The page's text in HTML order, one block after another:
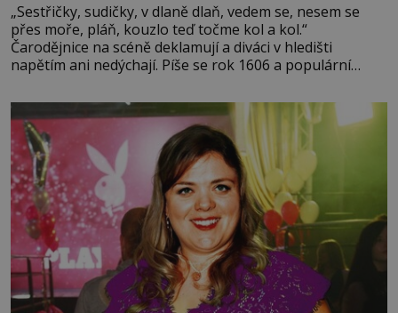
„Sestřičky, sudičky, v dlaně dlaň, vedem se, nesem se
přes moře, pláň, kouzlo teď točme kol a kol.“
Čarodějnice na scéně deklamují a diváci v hledišti
napětím ani nedýchají. Píše se rok 1606 a populární
Tragédii o Macbethovi. Napsal ji pro krále Jakuba I., jenž
v roce 1603 vystřídal